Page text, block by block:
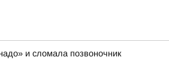
и сломала позвоночник